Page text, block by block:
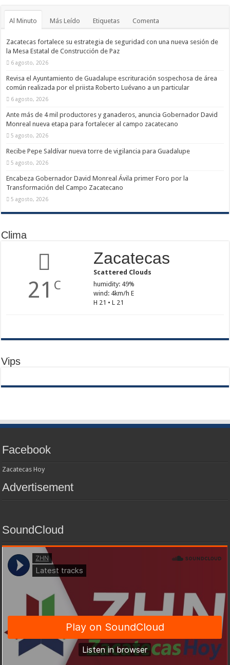
Al Minuto Más Leído Etiquetas Comenta
Zacatecas fortalece su estrategia de seguridad con una nueva sesión de
la Mesa Estatal de Construcción de Paz
6 agosto, 2026
Revisa el Ayuntamiento de Guadalupe escrituración sospechosa de área
común realizada por el priista Roberto Luévano a un particular
6 agosto, 2026
Ante más de 4 mil productores y ganaderos, anuncia Gobernador David
Monreal nueva etapa para fortalecer al campo zacatecano
5 agosto, 2026
Recibe Pepe Saldívar nueva torre de vigilancia para Guadalupe
5 agosto, 2026
Encabeza Gobernador David Monreal Ávila primer Foro por la
Transformación del Campo Zacatecano
5 agosto, 2026
Clima
21 C
Zacatecas
Scattered Clouds
humidity: 49%
wind: 4km/h E
H 21 • L 21
Vips
Facebook
Zacatecas Hoy
Advertisement
SoundCloud